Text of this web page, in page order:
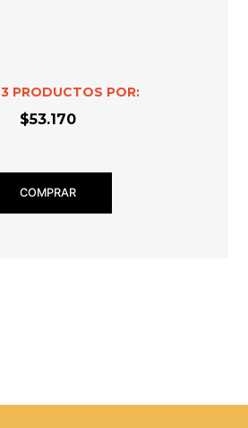
3 PRODUCTOS POR:
$53.170
COMPRAR